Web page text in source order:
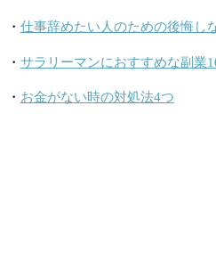
・ 仕事辞めたい人のための後悔し
・ サラリーマンにおすすめな副業
・ お金がない時の対処法4つ